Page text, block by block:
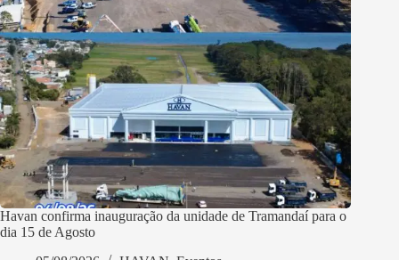
Havan confirma inauguração da unidade de Tramandaí para o
dia 15 de Agosto